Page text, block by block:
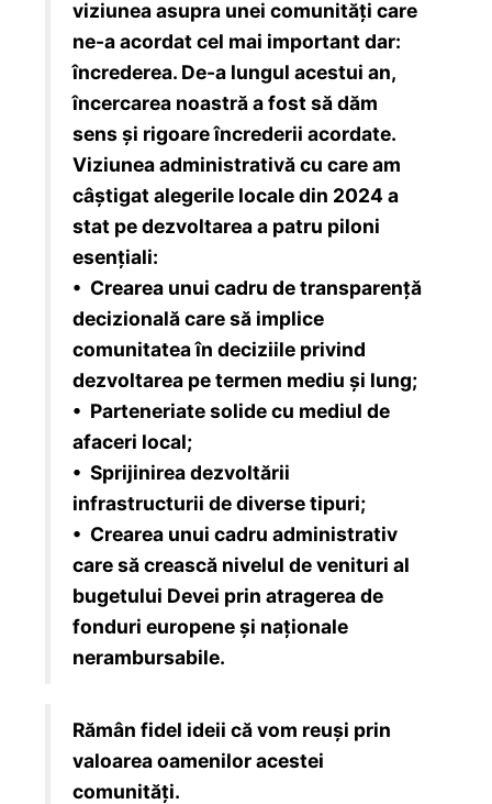
viziunea asupra unei comunități care
ne-a acordat cel mai important dar:
încrederea. De-a lungul acestui an,
încercarea noastră a fost să dăm
sens și rigoare încrederii acordate.
Viziunea administrativă cu care am
câștigat alegerile locale din 2024 a
stat pe dezvoltarea a patru piloni
esențiali:
• Crearea unui cadru de transparență
decizională care să implice
comunitatea în deciziile privind
dezvoltarea pe termen mediu și lung;
• Parteneriate solide cu mediul de
afaceri local;
• Sprijinirea dezvoltării
infrastructurii de diverse tipuri;
• Crearea unui cadru administrativ
care să crească nivelul de venituri al
bugetului Devei prin atragerea de
fonduri europene și naționale
nerambursabile.
Rămân fidel ideii că vom reuși prin
valoarea oamenilor acestei
comunități.